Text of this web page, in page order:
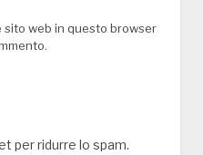
sito web in questo browser
per ridurre lo spam.